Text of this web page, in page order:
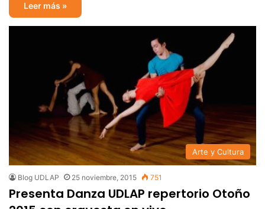
Leer más »
Arte y Cultura
Blog UDLAP 25 noviembre, 2015 751
Presenta Danza UDLAP repertorio Otoño